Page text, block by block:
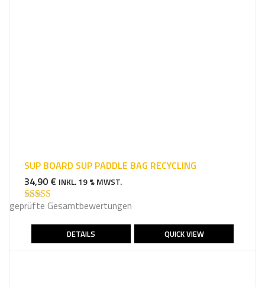
SUP BOARD SUP PADDLE BAG RECYCLING
34,90 € INKL. 19 % MWST.
Bewertet mit
geprüfte Gesamtbewertungen
DETAILS QUICK VIEW